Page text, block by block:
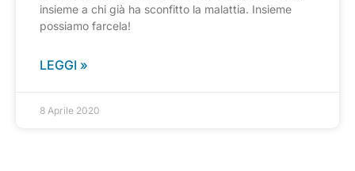
insieme a chi già ha sconfitto la malattia. Insieme
possiamo farcela!
LEGGI »
8 Aprile 2020